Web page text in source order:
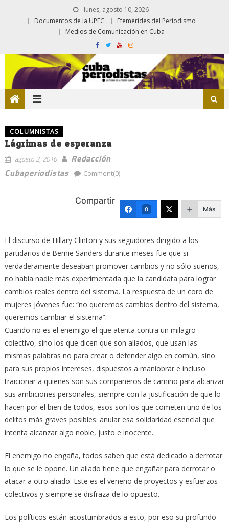
lunes, agosto 10, 2026
Documentos de la UPEC
Efemérides del Periodismo
Medios de Comunicación en Cuba
COLUMNISTAS
Lágrimas de esperanza
agosto 2, 2016
Redacción
Cubaperiodistas
Comment(0)
Compartir
0 Más
El discurso de Hillary Clinton y sus seguidores dirigido a los
partidarios de Bernie Sanders durante meses fue que si
verdaderamente deseaban promover cambios y no sólo sueños,
no había nadie más experimentada que la candidata para lograr
cambios reales dentro del sistema. La respuesta de un coro de
mujeres jóvenes fue: “no queremos cambios dentro del sistema,
queremos cambiar el sistema”.
Cuando no es el enemigo el que atenta contra un milagro
colectivo, sino los que dicen que son aliados, que usan las
mismas palabras no para crear o defender algo en común, sino
para sus propios intereses, dispuestos a maniobrar e incluso
traicionar a quienes son sus compañeros de camino para alcanzar
sus ambiciones personales, siempre con la justificación de que lo
hacen por el bien de todos, esos son los que cometen uno de los
delitos más graves posibles: anular esa solidaridad esencial que
intenta alcanzar algo noble, justo e inocente.
El enemigo no engaña, todos saben que está dedicado a derrotar
lo que se le opone. Un aliado tiene que engañar para derrotar o
atacar a otro aliado. Este es el veneno de proyectos y esfuerzos
colectivos y siempre se disfraza de lo opuesto.
Los políticos están acostumbrados a esto, por eso su profundo